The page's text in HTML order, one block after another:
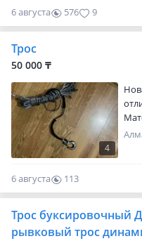
6 августа 576 9
Трос
50 000 ₸
4
6 августа
113
0
Трос буксировочный
рывковый трос